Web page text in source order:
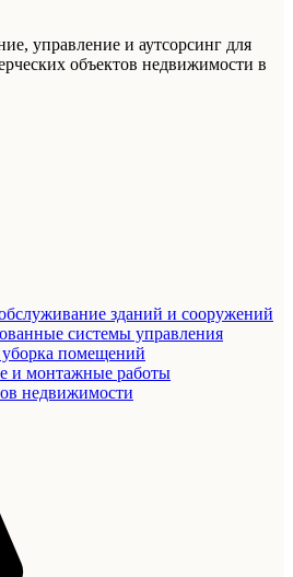
управление и аутсорсинг для
объектов недвижимости в
зданий и сооружений
системы управления
помещений
и монтажные работы
недвижимости